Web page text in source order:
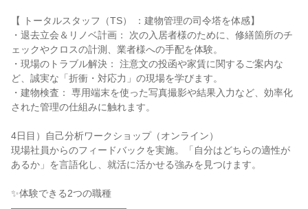
【 トータルスタッフ（TS） ：建物管理の司令塔を体感】
・退去立会＆リノベ計画： 次の入居者様のために、修繕箇所のチ
ェックやクロスの計測、業者様への手配を体験。
・現場のトラブル解決： 注意文の投函や家賃に関するご案内な
ど、誠実な「折衝・対応力」の現場を学びます。
・建物検査： 専用端末を使った写真撮影や結果入力など、効率化
された管理の仕組みに触れます。
4日目）自己分析ワークショップ（オンライン）
現場社員からのフィードバックを実施。「自分はどちらの適性が
あるか」を言語化し、就活に活かせる強みを見つけます。
✨体験できる2つの職種